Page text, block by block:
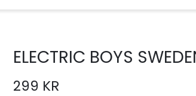
ELECTRIC BOYS
299 KR